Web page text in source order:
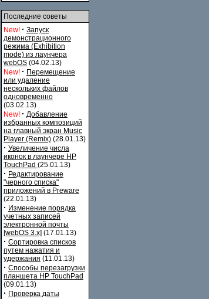
Последние советы
New! · Запуск
демонстрационного
режима (Exhibition
mode) из лаунчера
webOS (04.02.13)
New! · Перемещение
или удаление
нескольких файлов
одновременно
(03.02.13)
New! · Добавление
избранных композиций
на главный экран Music
Player (Remix) (28.01.13)
· Увеличение числа
иконок в лаунчере HP
TouchPad (25.01.13)
· Редактирование
"черного списка"
приложений в Preware
(22.01.13)
· Изменение порядка
учетных записей
электронной почты
[webOS 3.x] (17.01.13)
· Сортировка списков
путем нажатия и
удержания (11.01.13)
· Способы перезагрузки
планшета HP TouchPad
(09.01.13)
· Проверка даты